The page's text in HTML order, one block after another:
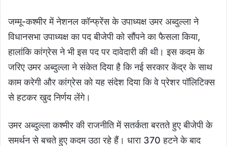
जम्मू-कश्मीर में नेशनल कॉन्फ्रेंस के उपाध्यक्ष उमर अब्दुल्ला ने
विधानसभा उपाध्यक्ष का पद बीजेपी को सौंपने का फैसला किया,
हालांकि कांग्रेस ने भी इस पद पर दावेदारी की थी। इस कदम के
जरिए उमर अब्दुल्ला ने संकेत दिया है कि नई सरकार केंद्र के साथ
काम करेगी और कांग्रेस को यह संदेश दिया कि वे प्रेशर पॉलिटिक्स
से हटकर खुद निर्णय लेंगे।
उमर अब्दुल्ला कश्मीर की राजनीति में सतर्कता बरतते हुए बीजेपी के
समर्थन से बचते हुए कदम उठा रहे हैं। धारा 370 हटने के बाद